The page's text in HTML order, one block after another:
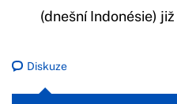
(dnešní Indonésie) již
Diskuze